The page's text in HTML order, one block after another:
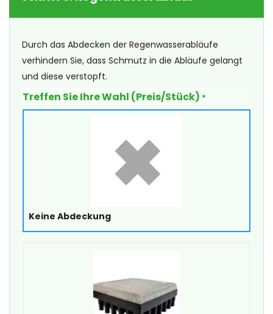
Durch das Abdecken der Regenwasserabläufe
verhindern Sie, dass Schmutz in die Abläufe gelangt
und diese verstopft.
Treffen Sie Ihre Wahl (Preis/Stück) *
Keine Abdeckung